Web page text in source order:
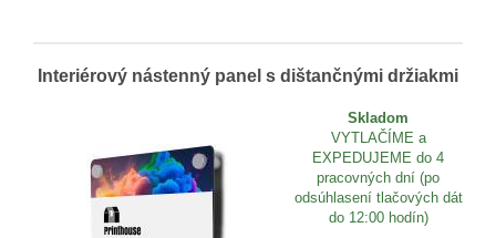
Interiérový nástenný panel s dištančnými držiakmi
Skladom
VYTLAČÍME a
EXPEDUJEME do 4
pracovných dní (po
odsúhlasení tlačových dát
do 12:00 hodín)